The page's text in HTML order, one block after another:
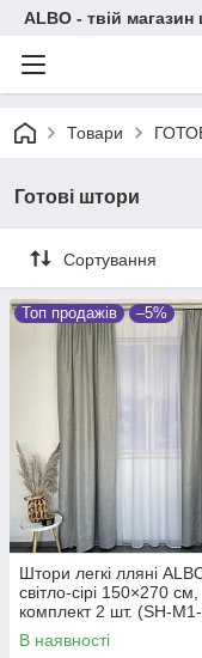
ALBO - твій магазин
Товари
Готові штори
Сортування
Топ продажів –5%
Штори легкі лляні
світло-сірі 150×270 см,
комплект 2 шт. (SH-
В наявності